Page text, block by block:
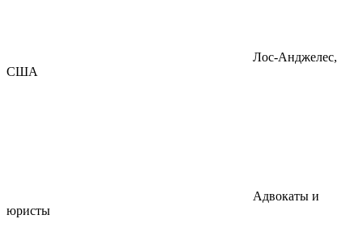
Лос-Анджелес,
США
Адвокаты и
юристы